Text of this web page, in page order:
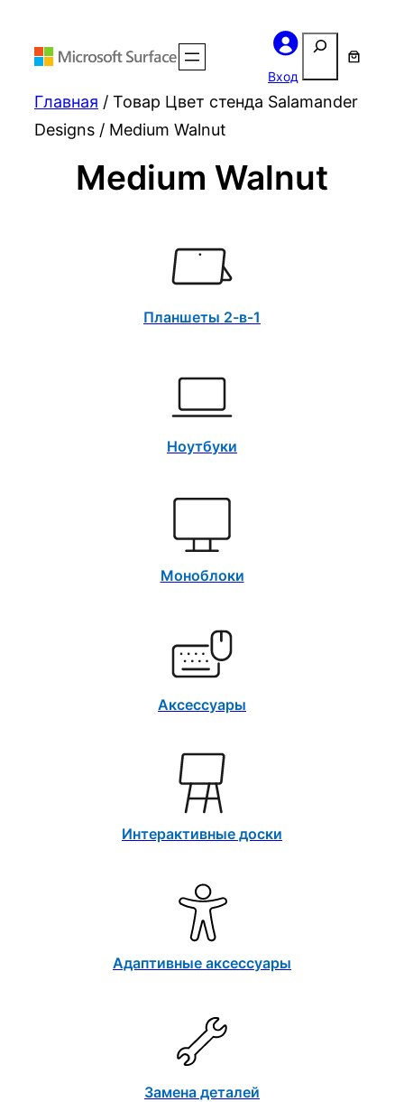
Вход
Поиск
Главная / Товар Цвет стенда Salamander
Designs / Medium Walnut
Medium Walnut
Планшеты 2-в-1
Ноутбуки
Моноблоки
Аксессуары
Интерактивные доски
Адаптивные аксессуары
Замена деталей